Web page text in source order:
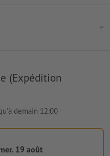
(Expédition
demain 12:00
19 août